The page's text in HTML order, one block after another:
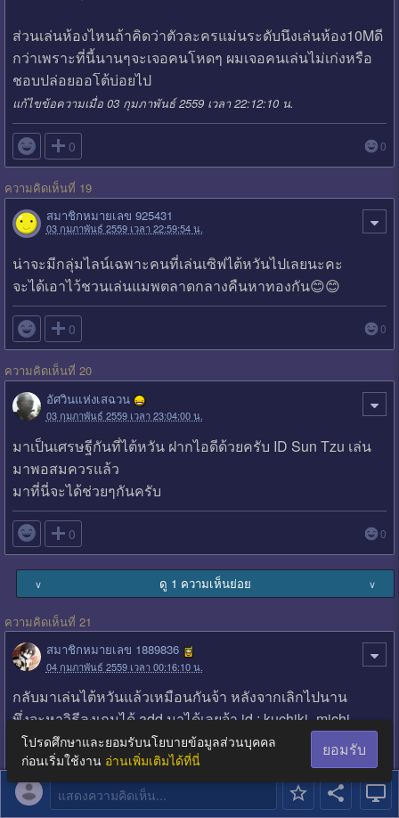
ส่วนเล่นห้องไหนถ้าคิดว่าตัวละครแม่นระดับนึงเล่นห้อง10Mดี
กว่าเพราะที่นี้นานๆจะเจอคนโหดๆ ผมเจอคนเล่นไม่เก่งหรือ
ชอบปล่อยออโต้บ่อยไป
แก้ไขข้อความเมื่อ 03 กุมภาพันธ์ 2559 เวลา 22:12:10 น.
 0 0
ความคิดเห็นที่ 19
สมาชิกหมายเลข 925431
03 กุมภาพันธ์ 2559 เวลา 22:59:54 น.
น่าจะมีกลุ่มไลน์เฉพาะคนที่เล่นเซิฟไต้หวันไปเลยนะคะ
จะได้เอาไว้ชวนเล่นแมพตลาดกลางคืนหาทองกัน😊😊
 0 0
ความคิดเห็นที่ 20
อัศวินแห่งเสฉวน
03 กุมภาพันธ์ 2559 เวลา 23:04:00 น.
มาเป็นเศรษฐีกันที่ไต้หวัน ฝากไอดีด้วยครับ ID Sun Tzu เล่น
มาพอสมควรแล้ว
มาที่นี่จะได้ช่วยๆกันครับ
 0 0
∨ ดู 1 ความเห็นย่อย ∨
ความคิดเห็นที่ 21
สมาชิกหมายเลข 1889836
04 กุมภาพันธ์ 2559 เวลา 00:16:10 น.
กลับมาเล่นไต้หวันแล้วเหมือนกันจ้า หลังจากเลิกไปนาน
พึ่งจะหาวิธีลงเกมได้ add มาได้เลยจ้า id : kuchiki_michi
แก้ไขข้อความเมื่อ 04 กุมภาพันธ์ 2559 เวลา 12:57:50 น.
0 0
แสดงความคิดเห็น...
โปรดศึกษาและยอมรับนโยบายข้อมูลส่วนบุคคล
ก่อนเริ่มใช้งาน อ่านเพิ่มเติมได้ที่นี่
ยอมรับ